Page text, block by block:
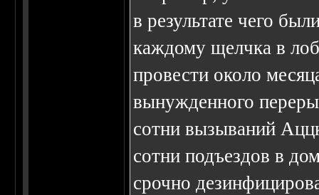
в результате чего
каждому щелчка в
провести около
вынужденного
сотни вызываний
сотни подъездов в
срочно